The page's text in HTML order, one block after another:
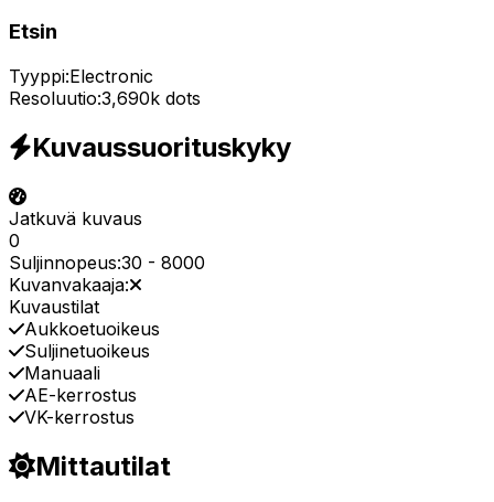
Etsin
Tyyppi:Electronic
Resoluutio:3,690k dots
Kuvaussuorituskyky
Jatkuvä kuvaus
0
Suljinnopeus:30 - 8000
Kuvanvakaaja:
Kuvaustilat
Aukkoetuoikeus
Suljinetuoikeus
Manuaali
AE-kerrostus
VK-kerrostus
Mittautilat